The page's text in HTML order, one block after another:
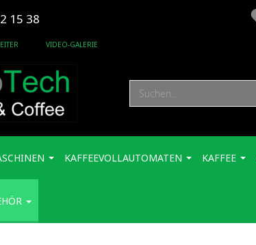
15 38
VIDEO-GALERIE
KAFFEEVOLLAUTOMATEN KAFFEE